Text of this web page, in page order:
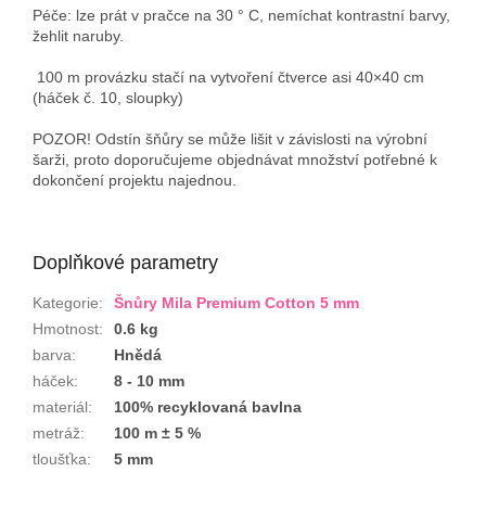
Péče: lze prát v pračce na 30 ° C, nemíchat kontrastní barvy,
žehlit naruby.
100 m provázku stačí na vytvoření čtverce asi 40×40 cm
(háček č. 10, sloupky)
POZOR! Odstín šňůry se může lišit v závislosti na výrobní
šarži, proto doporučujeme objednávat množství potřebné k
dokončení projektu najednou.
Doplňkové parametry
Kategorie:
Šnůry Mila Premium Cotton 5 mm
Hmotnost:
0.6 kg
barva:
Hnědá
háček:
8 - 10 mm
materiál:
100% recyklovaná bavlna
metráž:
100 m ± 5 %
tloušťka: 5 mm